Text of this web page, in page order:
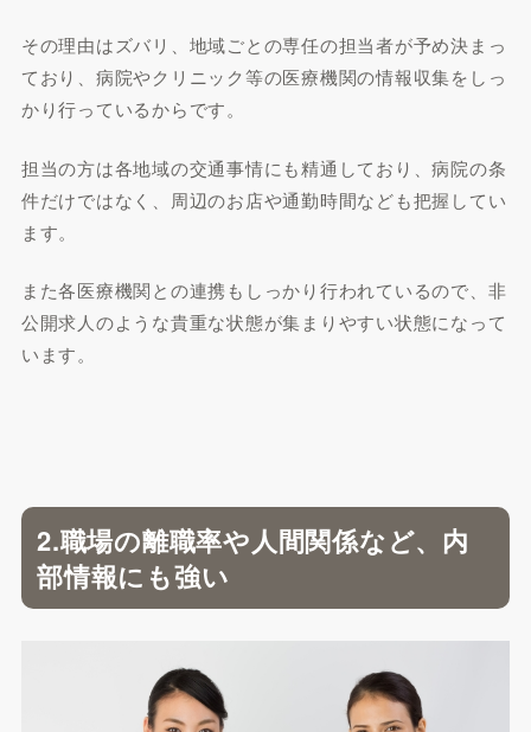
その理由はズバリ、地域ごとの専任の担当者が予め決まっ
ており、病院やクリニック等の医療機関の情報収集をしっ
かり行っているからです。
担当の方は各地域の交通事情にも精通しており、病院の条
件だけではなく、周辺のお店や通勤時間なども把握してい
ます。
また各医療機関との連携もしっかり行われているので、非
公開求人のような貴重な状態が集まりやすい状態になって
います。
2.職場の離職率や人間関係など、内
部情報にも強い